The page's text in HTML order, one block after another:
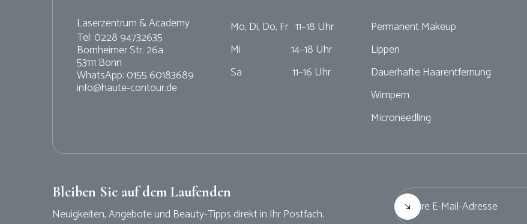
Laserzentrum & Academy
Tel: 0228 94732635
Bornheimer Str. 26a
53111 Bonn
WhatsApp: 0155 60183689
info@haute-contour.de
Mo, Di, Do, Fr 11–18 Uhr
Mi 14–18 Uhr
Sa 11–16 Uhr
Permanent Makeup
Lippen
Dauerhafte Haarentfernung
Wimpern
Microneedling
Bleiben Sie auf dem Laufenden
Neuigkeiten, Angebote und Beauty-Tipps direkt in Ihr Postfach.